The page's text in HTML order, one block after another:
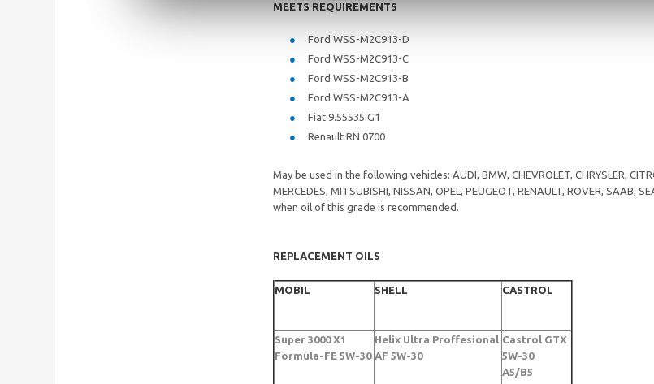
MEETS REQUIREMENTS
Ford WSS-M2C913-D
Ford WSS-M2C913-C
Ford WSS-M2C913-B
Ford WSS-M2C913-A
Fiat 9.55535.G1
Renault RN 0700
May be used in the following vehicles: AUDI, BMW, CHEVROLET, CHRYSLER,
MERCEDES, MITSUBISHI, NISSAN, OPEL, PEUGEOT, RENAULT, ROVER, SAAB,
when oil of this grade is recommended.
REPLACEMENT OILS
MOBIL SHELL CASTROL
Super 3000 X1
Formula-FE 5W-30
Helix Ultra Proffesional
AF 5W-30
Castrol GTX
5W-30
A5/B5